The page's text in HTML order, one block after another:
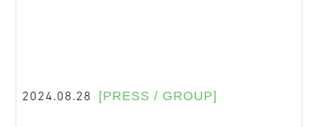
2024.08.28 [PRESS / GROUP]